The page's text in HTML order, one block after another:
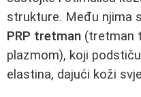
strukture. Među njima
PRP tretman (tretman
plazmom), koji
elastina, dajući koži